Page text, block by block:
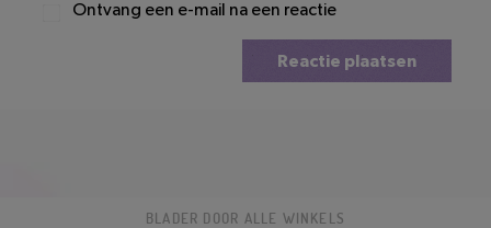
Ontvang een e-mail na een reactie
Reactie plaatsen
BLADER DOOR ALLE WINKELS